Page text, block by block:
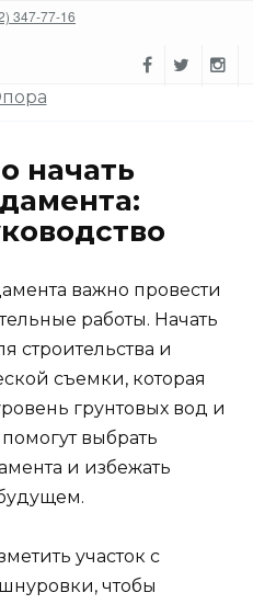
347-77-16
начать
важно провести
работы. Начать
строительства и
съемки, которая
грунтовых вод и
выбрать
и избежать
участок с
чтобы